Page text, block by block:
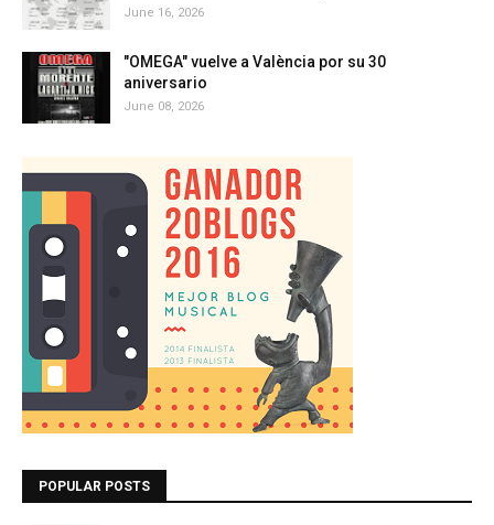
June 16, 2026
"OMEGA" vuelve a València por su 30
aniversario
June 08, 2026
POPULAR POSTS